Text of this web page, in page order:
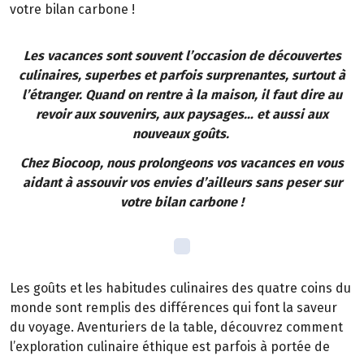
votre bilan carbone !
Les vacances sont souvent l’occasion de découvertes
culinaires, superbes et parfois surprenantes, surtout à
l’étranger. Quand on rentre à la maison, il faut dire au
revoir aux souvenirs, aux paysages… et aussi aux
nouveaux goûts.
Chez Biocoop, nous prolongeons vos vacances en vous
aidant à assouvir vos envies d’ailleurs sans peser sur
votre bilan carbone !
Les goûts et les habitudes culinaires des quatre coins du
monde sont remplis des différences qui font la saveur
du voyage. Aventuriers de la table, découvrez comment
l’exploration culinaire éthique est parfois à portée de